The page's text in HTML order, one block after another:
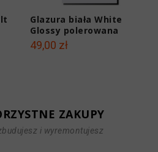
Glazura biała White
Glossy polerowana
50x20x0,8 cm
49,00 zł
ZAKUPY
i wyremontujesz